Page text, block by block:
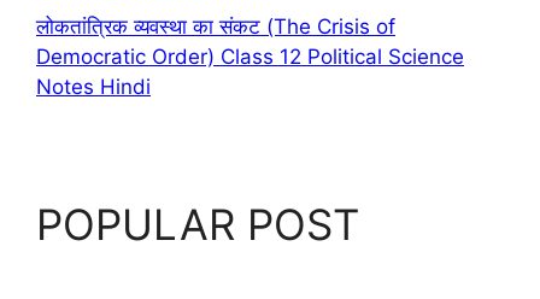
लोकतांत्रिक व्यवस्था का संकट (The Crisis of
Democratic Order) Class 12 Political Science
Notes Hindi
POPULAR POST